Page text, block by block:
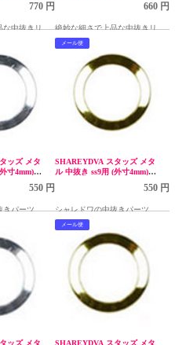
770 円
な中抜きリー
660 円
絶妙な細さで上品な中抜きリー
フ
ッズ メタ
寸4mm)
550 円
きパーツ
メール便
SHAREYDVA スタッズ メタ
ル 中抜き ss9用 (外寸4mm)
550 円
シャレドワの中抜きパーツ
メール便